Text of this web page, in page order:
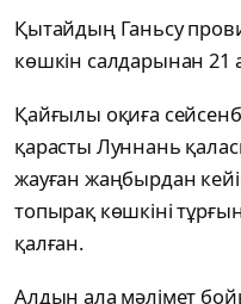
Қытайдың Ганьсу
көшкін салдарынан 21
Қайғылы оқиға
қарасты Луннань
жауған жаңбырдан
топырақ көшкіні
қалған.
Алдын ала мәлімет